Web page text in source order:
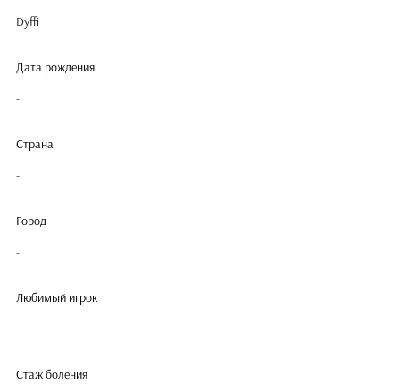
Dyffi
Дата рождения
-
Страна
-
Город
-
Любимый игрок
-
Стаж боления